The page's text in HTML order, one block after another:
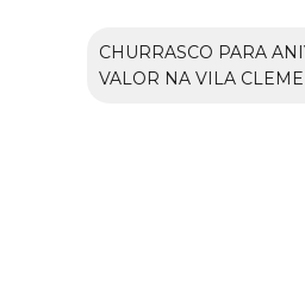
CHURRASCO PARA
VALOR NA VILA